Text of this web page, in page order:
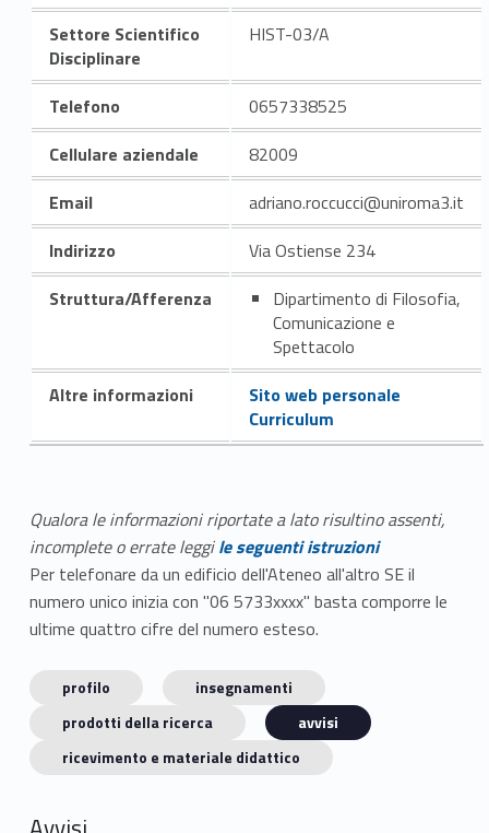
Settore Scientifico
Disciplinare
HIST-03/A
Telefono
0657338525
Cellulare aziendale
82009
Email
adriano.roccucci@uniroma3.it
Indirizzo
Via Ostiense 234
Struttura/Afferenza
Dipartimento di Filosofia,
Comunicazione e
Spettacolo
Altre informazioni
Sito web personale
Curriculum
Qualora le informazioni riportate a lato risultino assenti,
incomplete o errate leggile seguenti istruzioni
Per telefonare da un edificio dell'Ateneo all'altro SE il
numero unico inizia con "06 5733xxxx" basta comporre le
ultime quattro cifre del numero esteso.
profilo
insegnamenti
prodotti della ricerca
avvisi
ricevimento e materiale didattico